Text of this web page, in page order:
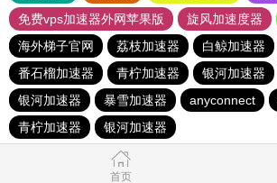
免费vps加速器外网苹果版
旋风加速度器
海外梯子官网
荔枝加速器 白鲸加速器
番石榴加速器
青柠加速器 银河加速器
银河加速器
暴雪加速器 anyconnect
青柠加速器
银河加速器
首页